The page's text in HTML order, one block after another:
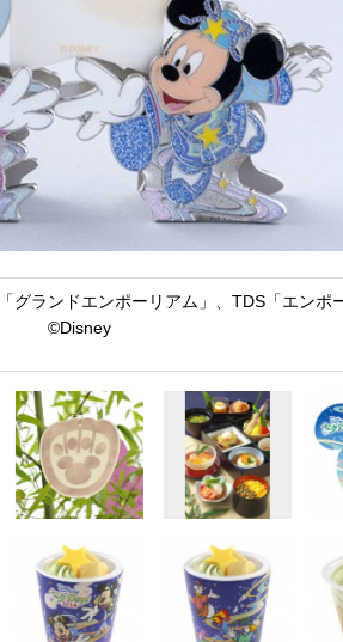
グランドエンポーリアム」、TDS「エンポ
©Disney